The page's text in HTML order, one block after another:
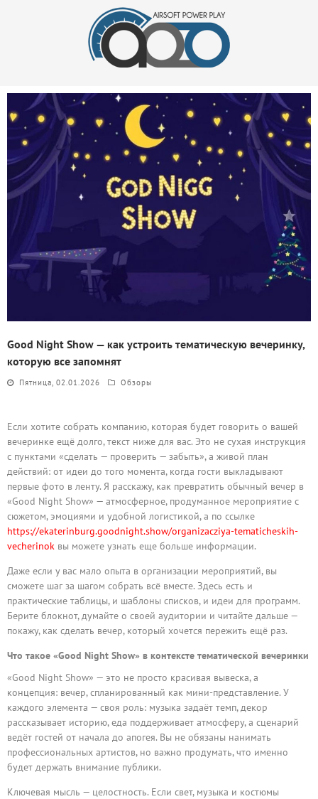
Good Night Show — как устроить тематическую вечеринку,
которую все запомнят
Пятница, 02.01.2026 Обзоры
Если хотите собрать компанию, которая будет говорить о вашей
вечеринке ещё долго, текст ниже для вас. Это не сухая инструкция
с пунктами «сделать — проверить — забыть», а живой план
действий: от идеи до того момента, когда гости выкладывают
первые фото в ленту. Я расскажу, как превратить обычный вечер в
«Good Night Show» — атмосферное, продуманное мероприятие с
сюжетом, эмоциями и удобной логистикой, а по ссылке
https://ekaterinburg.goodnight.show/organizacziya-tematicheskih-
vecherinok вы можете узнать еще больше информации.
Даже если у вас мало опыта в организации мероприятий, вы
сможете шаг за шагом собрать всё вместе. Здесь есть и
практические таблицы, и шаблоны списков, и идеи для программ.
Берите блокнот, думайте о своей аудитории и читайте дальше —
покажу, как сделать вечер, который хочется пережить ещё раз.
Что такое «Good Night Show» в контексте тематической вечеринки
«Good Night Show» — это не просто красивая вывеска, а
концепция: вечер, спланированный как мини-представление. У
каждого элемента — своя роль: музыка задаёт темп, декор
рассказывает историю, еда поддерживает атмосферу, а сценарий
ведёт гостей от начала до апогея. Вы не обязаны нанимать
профессиональных артистов, но важно продумать, что именно
будет держать внимание публики.
Ключевая мысль — целостность. Если свет, музыка и костюмы